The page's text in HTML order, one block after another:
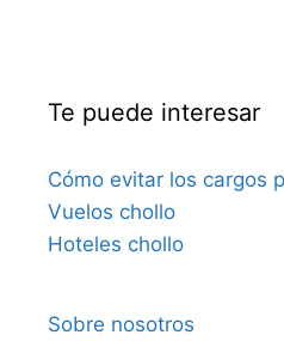
Te puede interesar
Cómo evitar los cargos
Vuelos chollo
Hoteles chollo
Sobre nosotros